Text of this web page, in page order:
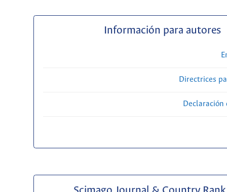
Información para autores
Directrices